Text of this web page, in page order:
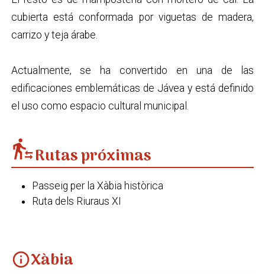
cubierta está conformada por viguetas de madera,
carrizo y teja árabe.
Actualmente, se ha convertido en una de las
edificaciones emblemáticas de Jávea y está definido
el uso como espacio cultural municipal.
transfer_within_a_stationRutas próximas
Passeig per la Xàbia històrica
Ruta dels Riuraus XI
infoXàbia